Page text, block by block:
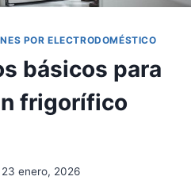
POR ELECTRODOMÉSTICO
básicos para
frigorífico
23 enero, 2026